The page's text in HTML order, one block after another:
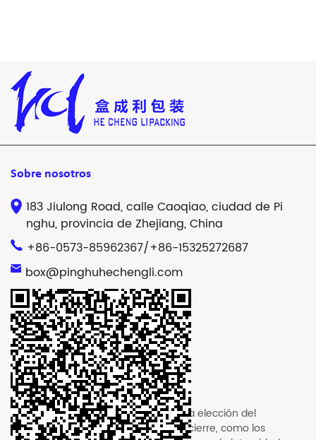
Sobre nosotros
183 Jiulong Road, calle Caoqiao, ciudad de Pi
nghu, provincia de Zhejiang, China
+86-0573-85962367/+86-15325272687
box@pinghuhechengli.com
Noticias recientes
Jan 11, 2024
¿Cómo afecta la elección del
mecanismo de cierre, como los